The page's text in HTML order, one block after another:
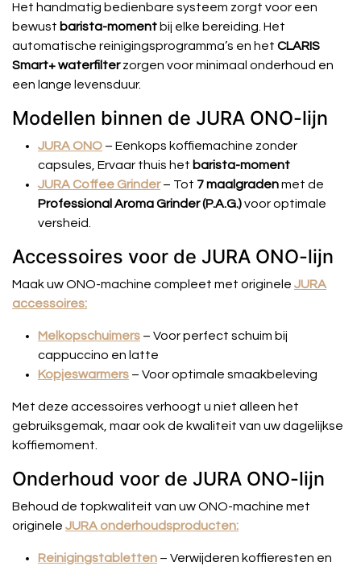
Het handmatig bedienbare systeem zorgt voor een
bewust barista-moment bij elke bereiding. Het
automatische reinigingsprogramma’s en het CLARIS
Smart+ waterfilterzorgen voor minimaal onderhoud en
een lange levensduur.
Modellen binnen de JURA ONO-lijn
JURA ONO – Eenkops koffiemachine zonder
capsules, Ervaar thuis het barista-moment
JURA Coffee Grinder – Tot 7 maalgradenmet de
Professional Aroma Grinder (P.A.G.)voor optimale
versheid.
Accessoires voor de JURA ONO-lijn
Maak uw ONO-machine compleet met originele JURA
accessoires:
Melkopschuimers – Voor perfect schuim bij
cappuccino en latte
Kopjeswarmers – Voor optimale smaakbeleving
Met deze accessoires verhoogt u niet alleen het
gebruiksgemak, maar ook de kwaliteit van uw dagelijkse
koffiemoment.
Onderhoud voor de JURA ONO-lijn
Behoud de topkwaliteit van uw ONO-machine met
originele JURA onderhoudsproducten:
Reinigingstabletten – Verwijderen koffieresten en